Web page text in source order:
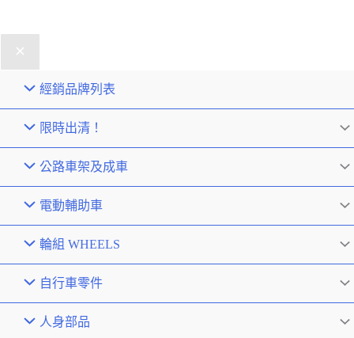
經銷品牌列表
限時出清！
公路車架及成車
電動輔助車
輪組 WHEELS
自行車零件
人身部品